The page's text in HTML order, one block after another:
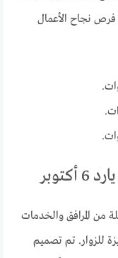
نجاح الأعمال
من المرافق والخدمات
للزوار. تم تصميم